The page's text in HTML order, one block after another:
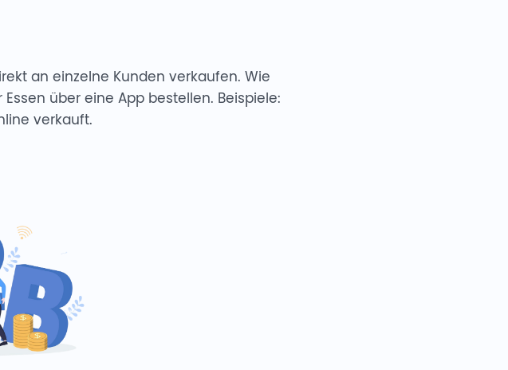
an einzelne Kunden verkaufen. Wie
über eine App bestellen. Beispiele:
verkauft.